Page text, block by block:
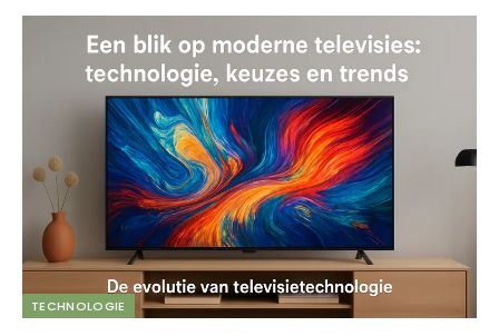
TECHNOLOGIE